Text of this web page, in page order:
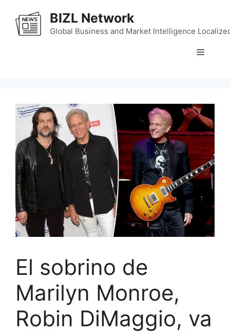
content
BIZL Network
Global Business and Market Intelligence
Menu
El sobrino de
Marilyn Monroe,
Robin DiMaggio, va